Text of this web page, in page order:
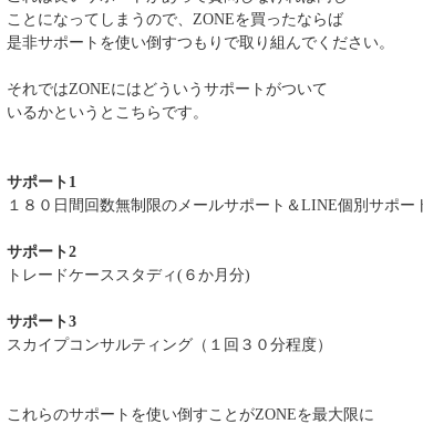
ことになってしまうので、ZONEを買ったならば
是非サポートを使い倒すつもりで取り組んでください。
それではZONEにはどういうサポートがついて
いるかというとこちらです。
サポート1
１８０日間回数無制限のメールサポート＆LINE個別サポー
サポート2
トレードケーススタディ(６か月分)
サポート3
スカイプコンサルティング（１回３０分程度）
これらのサポートを使い倒すことがZONEを最大限に